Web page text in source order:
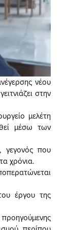
νέου
στην
μελέτη
μέσω των
γεγονός που
χρόνια.
έργου της
προηγούμενης